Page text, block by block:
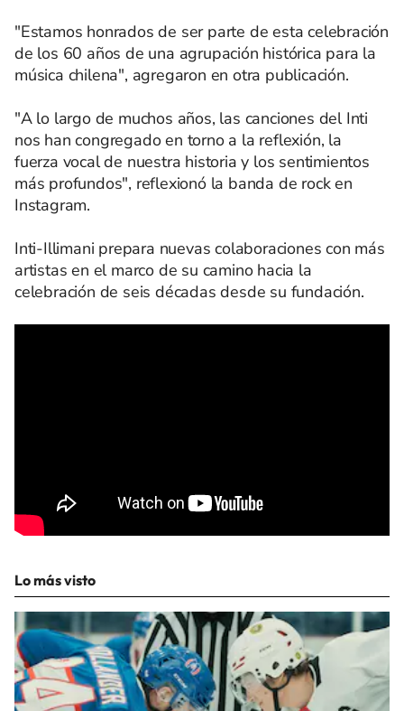
"Estamos honrados de ser parte de esta celebración
de los 60 años de una agrupación histórica para la
música chilena", agregaron en otra publicación.
"A lo largo de muchos años, las canciones del Inti
nos han congregado en torno a la reflexión, la
fuerza vocal de nuestra historia y los sentimientos
más profundos", reflexionó la banda de rock en
Instagram.
Inti-Illimani prepara nuevas colaboraciones con más
artistas en el marco de su camino hacia la
celebración de seis décadas desde su fundación.
Lo más visto